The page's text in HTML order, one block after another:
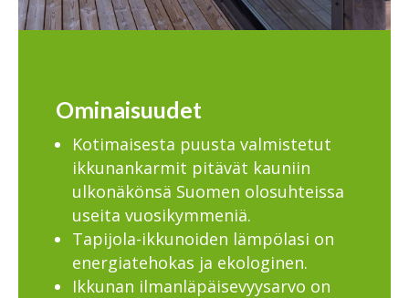
Ominaisuudet
Kotimaisesta puusta valmistetut
ikkunankarmit pitävät kauniin
ulkonäkönsä Suomen olosuhteissa
useita vuosikymmeniä.
Tapijola-ikkunoiden lämpölasi on
energiatehokas ja ekologinen.
Ikkunan ilmanläpäisevyysarvo on